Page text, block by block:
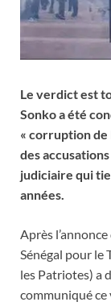
Le verdict est
Sonko a été
« corruption de
des
judiciaire qui
années.
Après
Sénégal pour le
les Patriotes) a
communiqué